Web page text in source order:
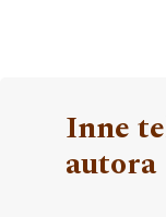
Inne
autora